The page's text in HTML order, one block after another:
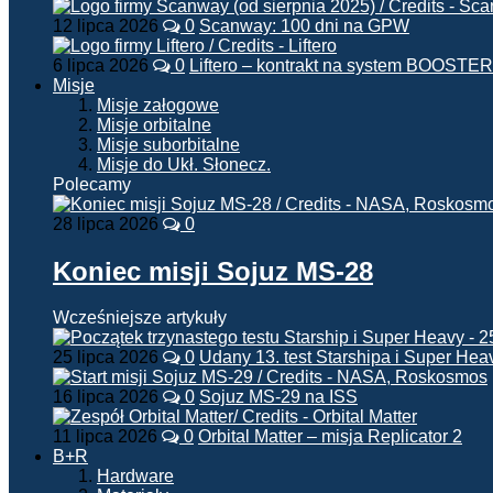
12 lipca 2026 0 Scanway: 100 dni na GPW
6 lipca 2026 0 Liftero – kontrakt na system BOOSTER
Misje
Misje załogowe
Misje orbitalne
Misje suborbitalne
Misje do Ukł. Słonecz.
Polecamy
28 lipca 2026 0
Koniec misji Sojuz MS-28
Wcześniejsze artykuły
25 lipca 2026 0 Udany 13. test Starshipa i Super
16 lipca 2026 0 Sojuz MS-29 na ISS
11 lipca 2026 0 Orbital Matter – misja Replicator 2
B+R
Hardware